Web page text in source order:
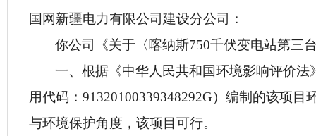
国网新疆电力有限公司建设分公司：
你公司《关于〈喀纳斯750千伏变电站第三
一、根据《中华人民共和国环境影响评价
用代码：91320100339348292G）编制的该项
与环境保护角度，该项目可行。